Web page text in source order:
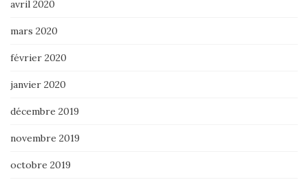
avril 2020
mars 2020
février 2020
janvier 2020
décembre 2019
novembre 2019
octobre 2019